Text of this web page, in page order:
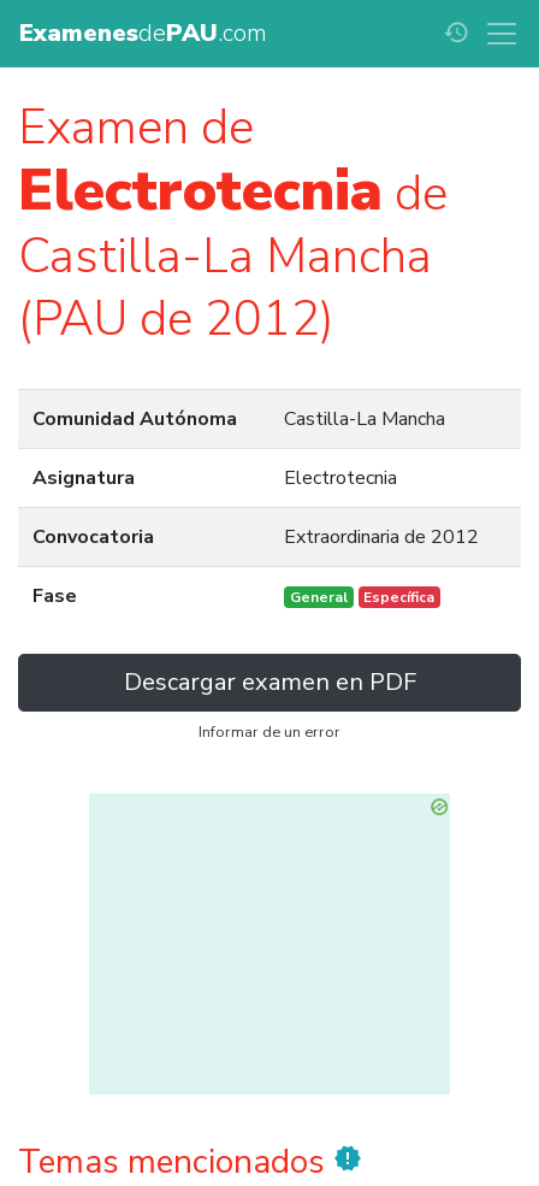
ExamenesdePAU.com history
Examen de
Electrotecnia de
Castilla-La Mancha
(PAU de 2012)
Comunidad Autónoma Castilla-La Mancha
Asignatura Electrotecnia
Convocatoria Extraordinaria de 2012
Fase General Específica
Descargar examen en PDF
Informar de un error
Temas mencionados new_releases